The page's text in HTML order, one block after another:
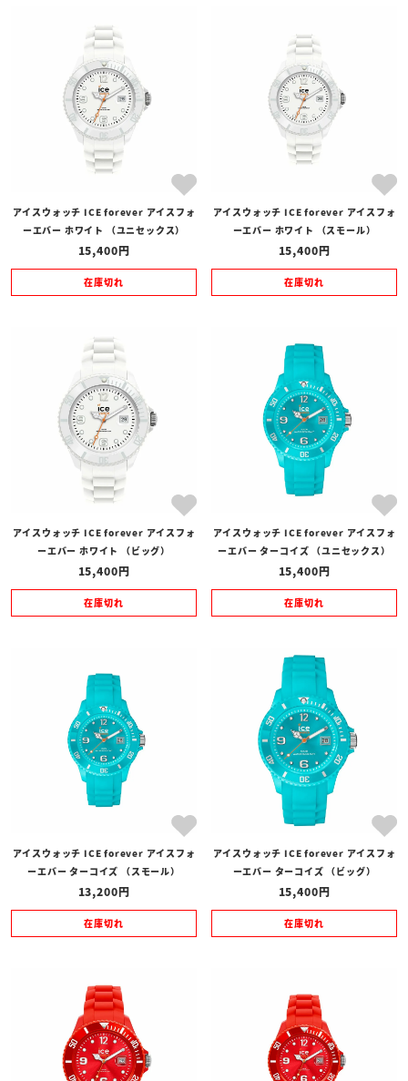
アイスウォッチ ICE forever アイスフォ
ーエバー ホワイト （ユニセックス）
15,400
在庫切れ
アイスウォッチ ICE forever アイスフォ
ーエバー ホワイト （スモール）
15,400
在庫切れ
アイスウォッチ ICE forever アイスフォ
ーエバー ホワイト （ビッグ）
15,400
在庫切れ
アイスウォッチ ICE forever アイスフォ
ーエバー ターコイズ （ユニセックス）
15,400
在庫切れ
アイスウォッチ ICE forever アイスフォ
ーエバー ターコイズ （スモール）
13,200
在庫切れ
アイスウォッチ ICE forever アイスフォ
ーエバー ターコイズ （ビッグ）
15,400
在庫切れ